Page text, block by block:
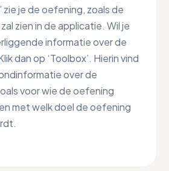
zie je de oefening, zoals de
zien in de applicatie. Wil je
informatie over de
dan op ‘Toolbox’. Hierin vind
over de
voor wie de oefening
met welk doel de oefening